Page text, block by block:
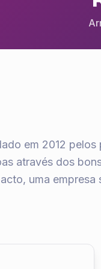
em 2012
através dos
uma